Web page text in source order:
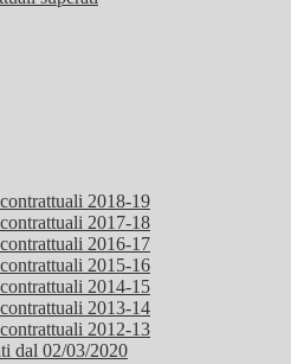
2018-19
2017-18
2016-17
2015-16
2014-15
2013-14
2012-13
dal 02/03/2020